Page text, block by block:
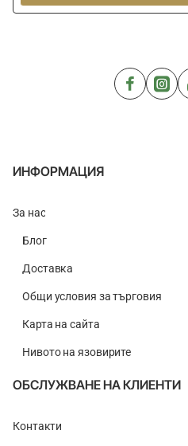
FEED
ИНФОРМАЦИЯ
За нас
Блог
Доставка
Общи условия за търговия
Карта на сайта
Нивото на язовирите
ОБСЛУЖВАНЕ НА КЛИЕНТИ
Контакти